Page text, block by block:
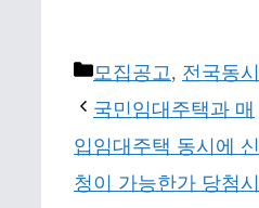
Categories
모집공고, 전국동시
국민임대주택과 매
입임대주택 동시에 신
청이 가능한가 당첨시